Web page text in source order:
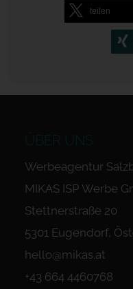
teilen
ÜBER UNS
Werbeagentur
MIKAS ISP Werbe
Stettnerstraße 20
5301 Eugendorf,
hello@mikas.at
+43 664 4460768